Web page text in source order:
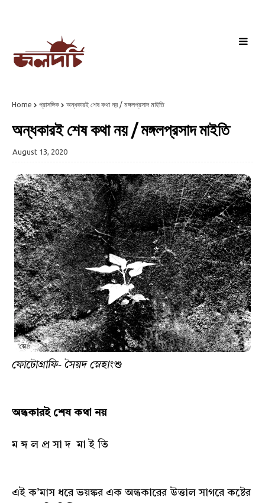
Home প্রাসঙ্গিক অন্ধকারই শেষ কথা নয় / মঙ্গলপ্রসাদ মাইতি
অন্ধকারই শেষ কথা নয় / মঙ্গলপ্রসাদ মাইতি
August 13, 2020
ফোটোগ্রাফি- সৈয়দ স্নেহাংশু
অন্ধকারই শেষ কথা নয়
ম ঙ্গ ল প্র সা দ মা ই তি
এই ক’মাস ধরে ভয়ঙ্কর এক অন্ধকারের উত্তাল সাগরে কষ্টের